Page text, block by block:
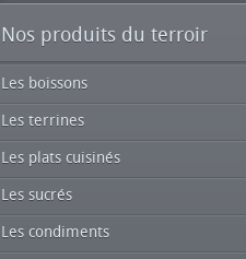
Nos produits du terroir
Les boissons
Les terrines
Les plats cuisinés
Les sucrés
Les condiments